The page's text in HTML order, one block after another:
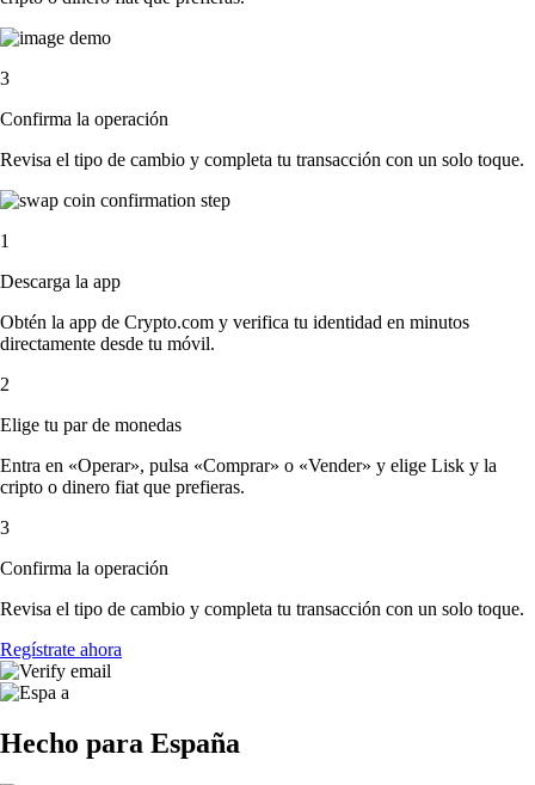
3
Confirma la operación
Revisa el tipo de cambio y completa tu transacción con un solo toque.
1
Descarga la app
Obtén la app de Crypto.com y verifica tu identidad en minutos
directamente desde tu móvil.
2
Elige tu par de monedas
Entra en «Operar», pulsa «Comprar» o «Vender» y elige Lisk y la
cripto o dinero fiat que prefieras.
3
Confirma la operación
Revisa el tipo de cambio y completa tu transacción con un solo toque.
Regístrate ahora
Hecho para España